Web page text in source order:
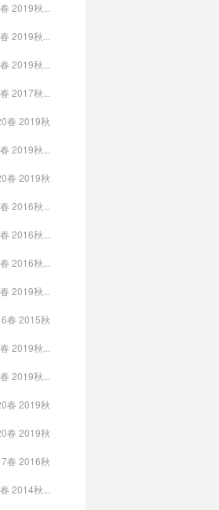
2019秋...
2019秋...
2019秋...
2017秋...
春 2019秋
2019秋...
春 2019秋
2016秋...
2016秋...
2016秋...
2019秋...
春 2015秋
2019秋...
2019秋...
春 2019秋
春 2019秋
春 2016秋
2014秋...